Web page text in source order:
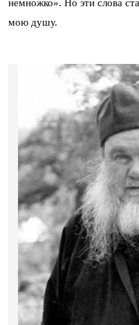
немножко». Но эти слова
мою душу.